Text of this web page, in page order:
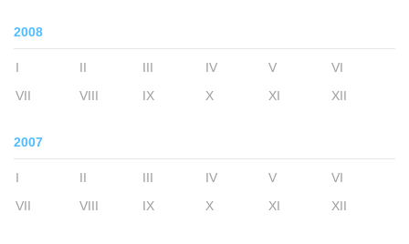
2008
I II III IV V
VI
VII
VIII IX X XI XII
2007
I II III IV V
VI
VII
VIII IX X XI XII